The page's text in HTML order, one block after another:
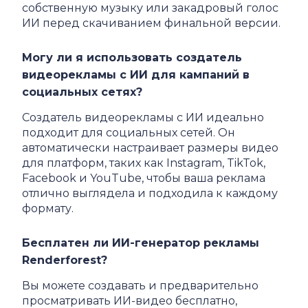
собственную музыку или закадровый голос
ИИ перед скачиванием финальной версии.
Могу ли я использовать создатель
видеорекламы с ИИ для кампаний в
социальных сетях?
Создатель видеорекламы с ИИ идеально
подходит для социальных сетей. Он
автоматически настраивает размеры видео
для платформ, таких как Instagram, TikTok,
Facebook и YouTube, чтобы ваша реклама
отлично выглядела и подходила к каждому
формату.
Бесплатен ли ИИ-генератор рекламы
Renderforest?
Вы можете создавать и предварительно
просматривать ИИ-видео бесплатно,